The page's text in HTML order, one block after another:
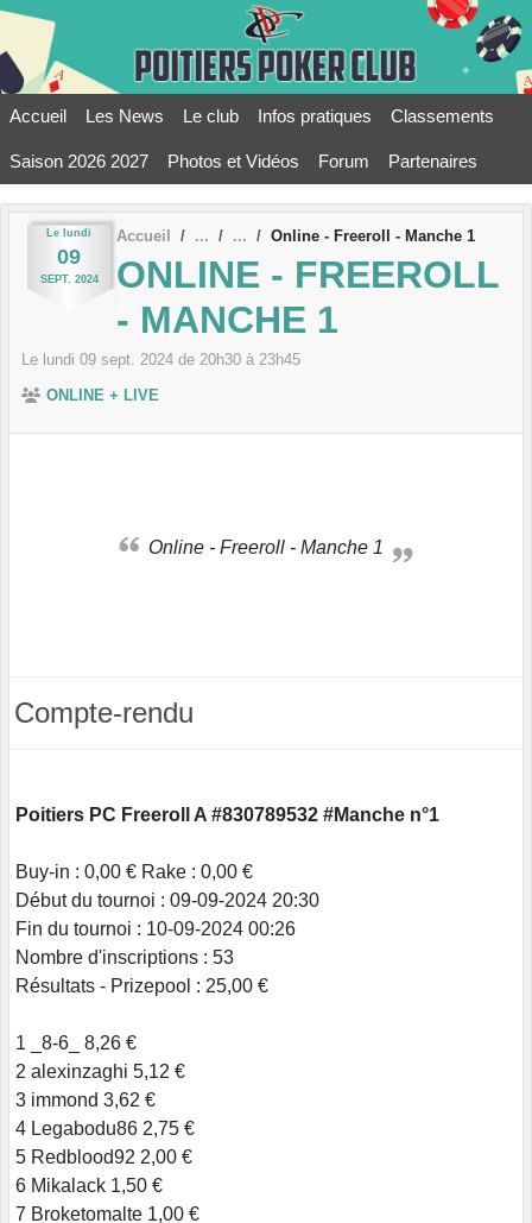
Accueil Les News Le club Infos pratiques Classements
Saison 2026 2027 Photos et Vidéos Forum Partenaires
Le lundi
09
SEPT. 2024
Accueil Online - Freeroll - Manche 1
ONLINE - FREEROLL
- MANCHE 1
Le lundi 09 sept. 2024 de 20h30 à 23h45
ONLINE + LIVE
Online - Freeroll - Manche 1
Compte-rendu
Poitiers PC Freeroll A #830789532 #Manche n°1
Buy-in : 0,00 € Rake : 0,00 €
Début du tournoi : 09-09-2024 20:30
Fin du tournoi : 10-09-2024 00:26
Nombre d'inscriptions : 53
Résultats - Prizepool : 25,00 €
1 _8-6_ 8,26 €
2 alexinzaghi 5,12 €
3 immond 3,62 €
4 Legabodu86 2,75 €
5 Redblood92 2,00 €
6 Mikalack 1,50 €
7 Broketomalte 1,00 €
Panneau de gestion des cookies